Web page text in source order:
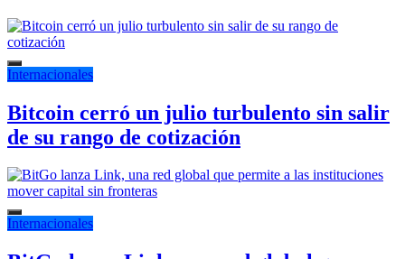
Internacionales
Bitcoin cerró un julio turbulento sin salir
de su rango de cotización
Internacionales